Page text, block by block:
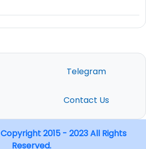
Telegram
Contact Us
2015 - 2023 All Rights
Reserved.